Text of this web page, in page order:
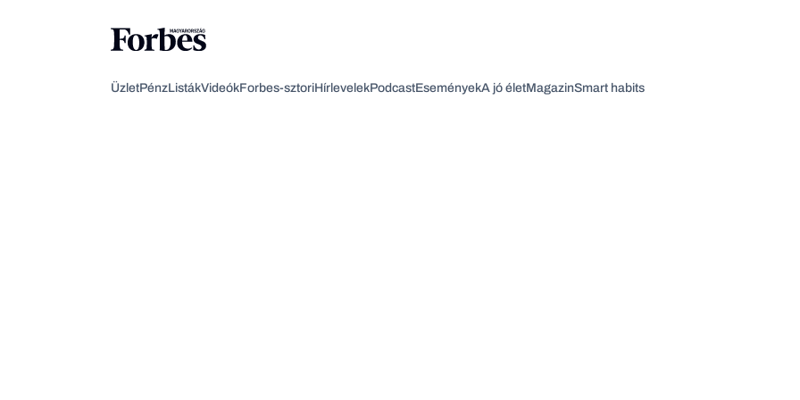
ÜzletPénzListákVideókForbes-sztoriHírlevelekPodcastEseményekA jó életMagazinSmart habits